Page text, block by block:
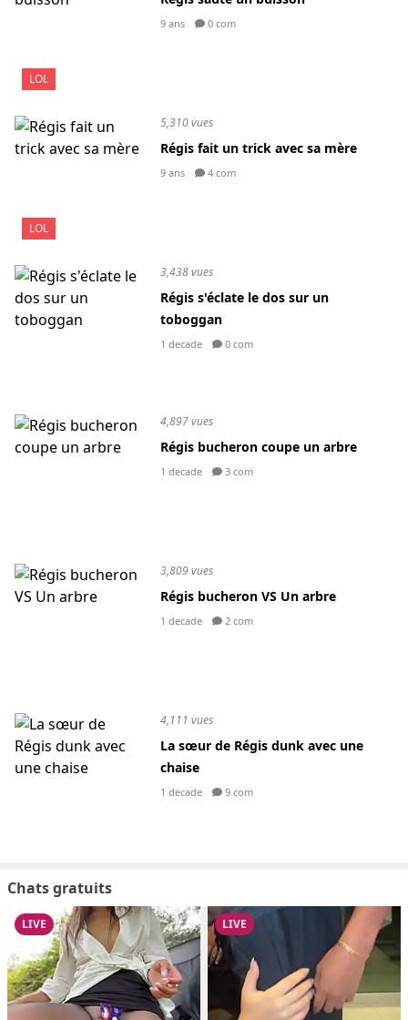
LOL
9 ans 0 com
LOL
5,310 vues
Régis fait un trick avec sa mère
9 ans 4 com
3,438 vues
Régis s'éclate le dos sur un
toboggan
1 decade 0 com
4,897 vues
Régis bucheron coupe un arbre
1 decade 3 com
3,809 vues
Régis bucheron VS Un arbre
1 decade 2 com
4,111 vues
La sœur de Régis dunk avec une
chaise
1 decade 9 com
Chats gratuits